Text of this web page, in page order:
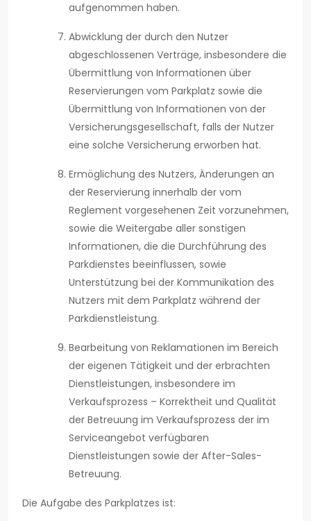
aufgenommen haben.
Abwicklung der durch den Nutzer
abgeschlossenen Verträge, insbesondere die
Übermittlung von Informationen über
Reservierungen vom Parkplatz sowie die
Übermittlung von Informationen von der
Versicherungsgesellschaft, falls der Nutzer
eine solche Versicherung erworben hat.
Ermöglichung des Nutzers, Änderungen an
der Reservierung innerhalb der vom
Reglement vorgesehenen Zeit vorzunehmen,
sowie die Weitergabe aller sonstigen
Informationen, die die Durchführung des
Parkdienstes beeinflussen, sowie
Unterstützung bei der Kommunikation des
Nutzers mit dem Parkplatz während der
Parkdienstleistung.
Bearbeitung von Reklamationen im Bereich
der eigenen Tätigkeit und der erbrachten
Dienstleistungen, insbesondere im
Verkaufsprozess – Korrektheit und Qualität
der Betreuung im Verkaufsprozess der im
Serviceangebot verfügbaren
Dienstleistungen sowie der After-Sales-
Betreuung.
Die Aufgabe des Parkplatzes ist: